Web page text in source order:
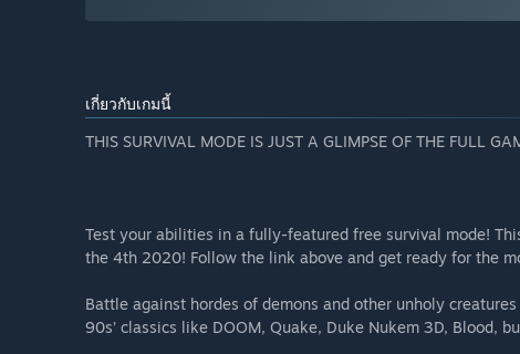
เกี่ยวกับเกมนี้
THIS SURVIVAL MODE IS JUST A GLIMPSE OF THE FULL
Test your abilities in a fully-featured free survival mode!
the 4th 2020! Follow the link above and get ready for the
Battle against hordes of demons and other unholy
90s’ classics like DOOM, Quake, Duke Nukem 3D, Blood,